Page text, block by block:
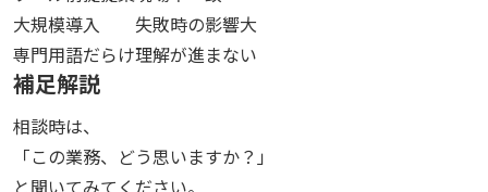
大規模導入
失敗時の影響大
専門用語だらけ理解が進まない
補足解説
相談時は、
「この業務、どう思いますか？」
と聞いてみてください。